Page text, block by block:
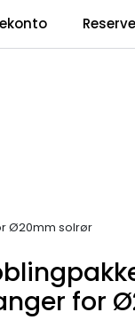
Ø20mm solrør
for